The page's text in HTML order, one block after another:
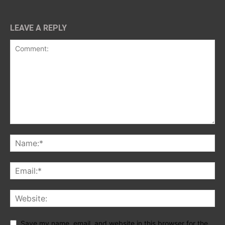
LEAVE A REPLY